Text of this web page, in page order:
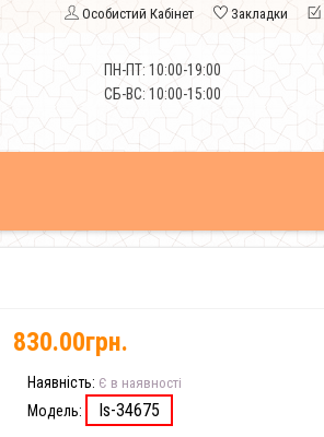
Особистий Кабінет Закладки
ПН-ПТ: 10:00-19:00
СБ-ВС: 10:00-15:00
830.00грн.
Наявність: Є в наявності
Модель: Is-34675